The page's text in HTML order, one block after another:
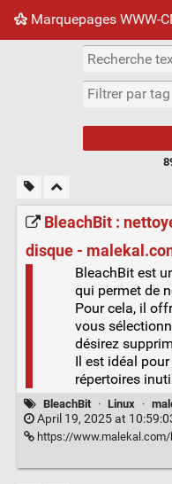
Marquepages WWW-
Nuage de tags Mur
BleachBit :
disque -
BleachBit est
qui permet de
Pour cela, il
vous
désirez
Il est idéal
répertoires
BleachBit · Linux ·
April 19, 2025 at
https://www.malekal.com/